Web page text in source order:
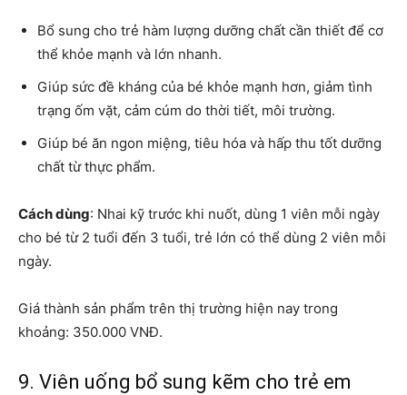
Bổ sung cho trẻ hàm lượng dưỡng chất cần thiết để cơ
thể khỏe mạnh và lớn nhanh.
Giúp sức đề kháng của bé khỏe mạnh hơn, giảm tình
trạng ốm vặt, cảm cúm do thời tiết, môi trường.
Giúp bé ăn ngon miệng, tiêu hóa và hấp thu tốt dưỡng
chất từ thực phẩm.
Cách dùng: Nhai kỹ trước khi nuốt, dùng 1 viên mỗi ngày
cho bé từ 2 tuổi đến 3 tuổi, trẻ lớn có thể dùng 2 viên mỗi
ngày.
Giá thành sản phẩm trên thị trường hiện nay trong
khoảng: 350.000 VNĐ.
9. Viên uống bổ sung kẽm cho trẻ em